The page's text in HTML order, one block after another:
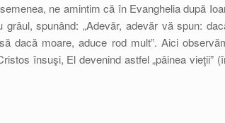
ne amintim că în Evanghelia după
spunând: „Adevăr, adevăr vă spun:
dacă moare, aduce rod mult”. Aici
însuşi, El devenind astfel „pâinea vieţii”